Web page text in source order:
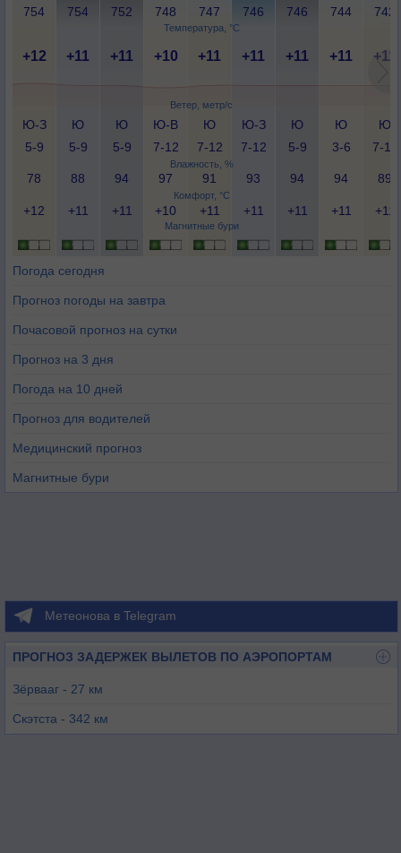
Температура, °C
Ветер, метр/с
Влажность, %
Комфорт, °C
Магнитные бури
754 754 752 748 747 746 746 744 742
+12 +11 +11 +10 +11 +11 +11 +11 +11
Ю-З
5-9
Ю
5-9
Ю
5-9
Ю-В
7-12
Ю
7-12
Ю-З
7-12
Ю
5-9
Ю
3-6
Ю
7-12
78 88 94 97 91 93 94 94 89
+12 +11 +11 +10 +11 +11 +11 +11 +11
Погода сегодня
Прогноз погоды на завтра
Почасовой прогноз на сутки
Прогноз на 3 дня
Погода на 10 дней
Прогноз для водителей
Медицинский прогноз
Магнитные бури
Метеонова в Telegram
ПРОГНОЗ ЗАДЕРЖЕК ВЫЛЕТОВ ПО АЭРОПОРТАМ
Зёрвааг - 27 км
Скэтста - 342 км